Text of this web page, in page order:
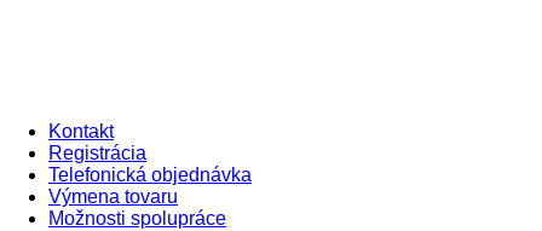
Kontakt
Registrácia
Telefonická objednávka
Výmena tovaru
Možnosti spolupráce